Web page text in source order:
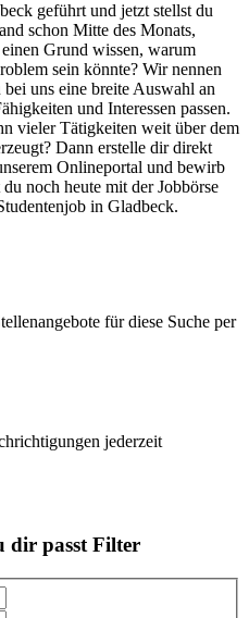
geführt und jetzt stellst du
schon Mitte des Monats,
Grund wissen, warum
sein könnte? Wir nennen
uns eine breite Auswahl an
und Interessen passen.
vieler Tätigkeiten weit über dem
Dann erstelle dir direkt
Onlineportal und bewirb
noch heute mit der Jobbörse
in Gladbeck.
für diese Suche per
jederzeit
dir passt Filter